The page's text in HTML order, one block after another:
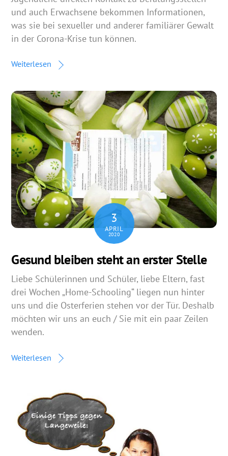
und auch Erwachsene bekommen Informationen,
was sie bei sexueller und anderer familiärer Gewalt
in der Corona-Krise tun können.
Weiterlesen
3
APRIL
2020
Gesund bleiben steht an erster Stelle
Liebe Schülerinnen und Schüler, liebe Eltern, fast
drei Wochen „Home-Schooling“ liegen nun hinter
uns und die Osterferien stehen vor der Tür. Deshalb
möchten wir uns an euch / Sie mit ein paar Zeilen
wenden.
Weiterlesen